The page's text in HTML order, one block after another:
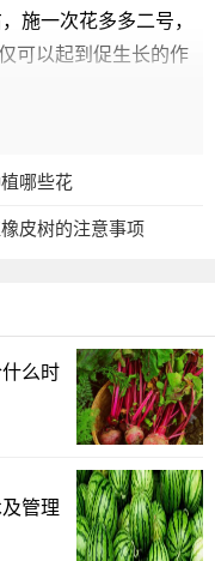
施一次花多多二号，
可以起到促生长的作
时候，会长出很多的
所以吊兰又叫折鹤
舞的感觉，成为夏日
散时光的地方，生长
次稀薄的氮磷钾，三
么植物 夏季种植哪些植
哪些花
皮树的注意事项
么时
管理